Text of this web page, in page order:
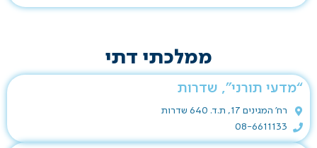
ממלכתי דתי
“מדעי תורני”, שדרות
רח' המגינים 17, ת.ד. 640 שדרות
08-6611133